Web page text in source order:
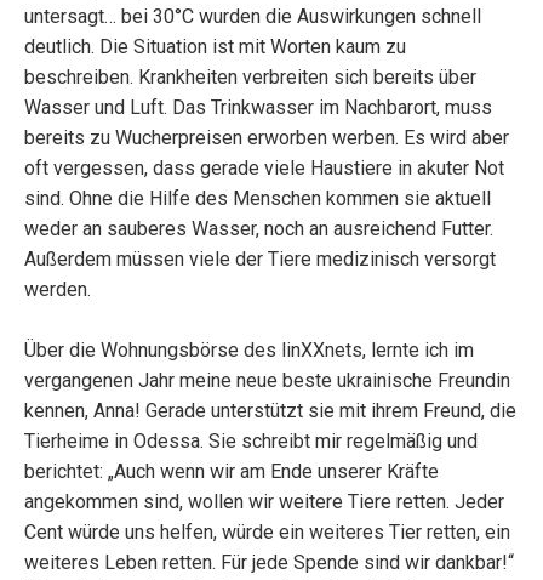
untersagt… bei 30°C wurden die Auswirkungen schnell
deutlich. Die Situation ist mit Worten kaum zu
beschreiben. Krankheiten verbreiten sich bereits über
Wasser und Luft. Das Trinkwasser im Nachbarort, muss
bereits zu Wucherpreisen erworben werben. Es wird aber
oft vergessen, dass gerade viele Haustiere in akuter Not
sind. Ohne die Hilfe des Menschen kommen sie aktuell
weder an sauberes Wasser, noch an ausreichend Futter.
Außerdem müssen viele der Tiere medizinisch versorgt
werden.
Über die Wohnungsbörse des linXXnets, lernte ich im
vergangenen Jahr meine neue beste ukrainische Freundin
kennen, Anna! Gerade unterstützt sie mit ihrem Freund, die
Tierheime in Odessa. Sie schreibt mir regelmäßig und
berichtet: „Auch wenn wir am Ende unserer Kräfte
angekommen sind, wollen wir weitere Tiere retten. Jeder
Cent würde uns helfen, würde ein weiteres Tier retten, ein
weiteres Leben retten. Für jede Spende sind wir dankbar!“